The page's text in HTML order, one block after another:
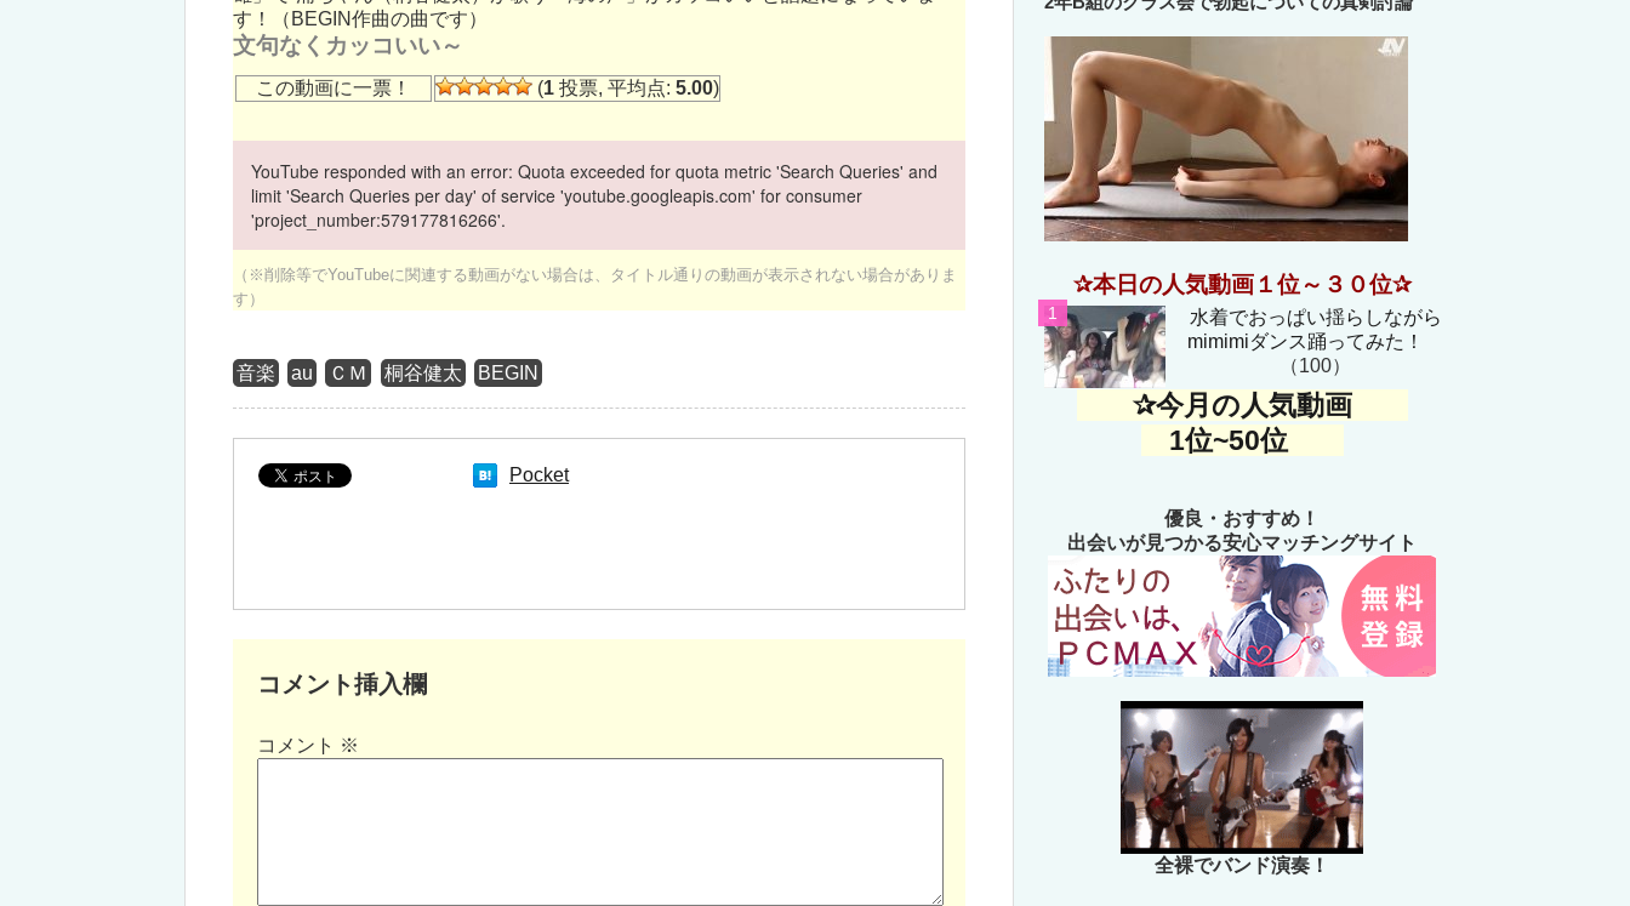
す！（BEGIN作曲の曲です）
文句なくカッコいい～
この動画に一票！ (1 投票, 平均点: 5.00)
YouTube responded with an error: Quota exceeded for quota metric 'Search Queries' and
limit 'Search Queries per day' of service 'youtube.googleapis.com' for consumer
'project_number:579177816266'.
（※削除等でYouTubeに関連する動画がない場合は、タイトル通りの動画が表示されない場合がありま
す）
音楽 au ＣＭ 桐谷健太 BEGIN
Pocket
コメント挿入欄
コメント ※
✰本日の人気動画１位～３０位✰
水着でおっぱい揺らしながら
mimimiダンス踊ってみた！
（100）
✰今月の人気動画
1位~50位
優良・おすすめ！
出会いが見つかる安心マッチングサイト
全裸でバンド演奏！